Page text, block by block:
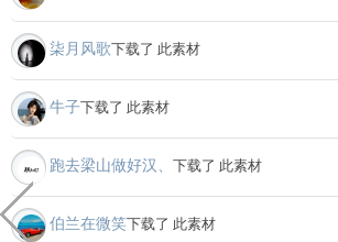
柒月风歌下载了 此素材
牛子下载了 此素材
跑去梁山做好汉、 下载了 此素材
伯兰在微笑下载了 此素材